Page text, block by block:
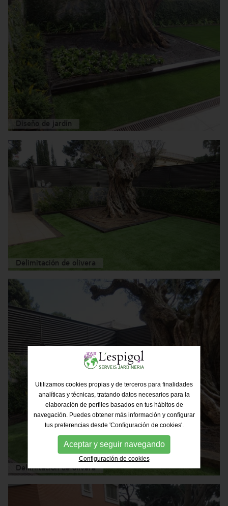
Diseño de jardín
Delimitación de olivera
Delimitación de olivera
Utilizamos cookies propias y de terceros para finalidades
analíticas y técnicas, tratando datos necesarios para la
elaboración de perfiles basados en tus hábitos de
navegación. Puedes obtener más información y configurar
tus preferencias desde 'Configuración de cookies'.
Aceptar y seguir navegando
Configuración de cookies